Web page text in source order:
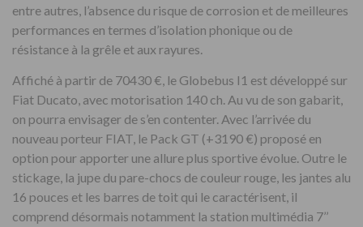
entre autres, l’absence du risque de corrosion et de meilleures
performances en termes d’isolation phonique ou de
résistance à la grêle et aux rayures.
Affiché à partir de 70430 €, le Globebus I1 est développé sur
Fiat Ducato, avec motorisation 140 ch. Au vu de son gabarit,
on pourra envisager de s’en contenter. Avec l’arrivée du
nouveau porteur FIAT, le Pack GT (+3190 €) proposé en
option pour apporter une allure plus sportive évolue. Outre le
stickage, la jupe du pare-chocs de couleur rouge, les jantes alu
16 pouces et les barres de toit qui le caractérisent, il
comprend désormais notamment la station multimédia 7’’